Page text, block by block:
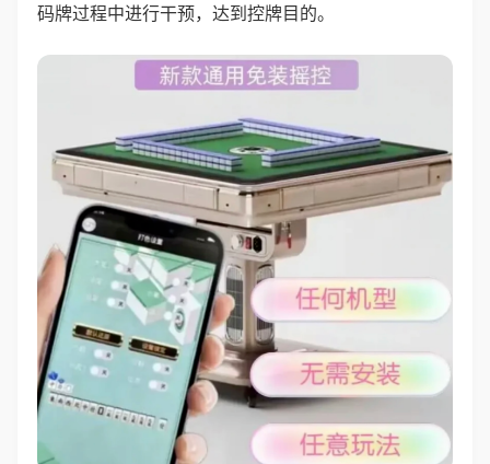
码牌过程中进行干预，达到控牌目的。